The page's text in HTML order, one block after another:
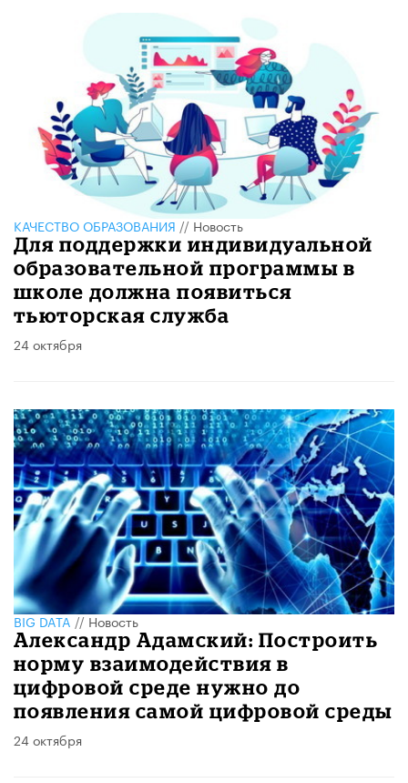
КАЧЕСТВО ОБРАЗОВАНИЯ//Новость
Для поддержки индивидуальной
образовательной программы в
школе должна появиться
тьюторская служба
24 октября
BIG DATA//Новость
Александр Адамский: Построить
норму взаимодействия в
цифровой среде нужно до
появления самой цифровой среды
24 октября